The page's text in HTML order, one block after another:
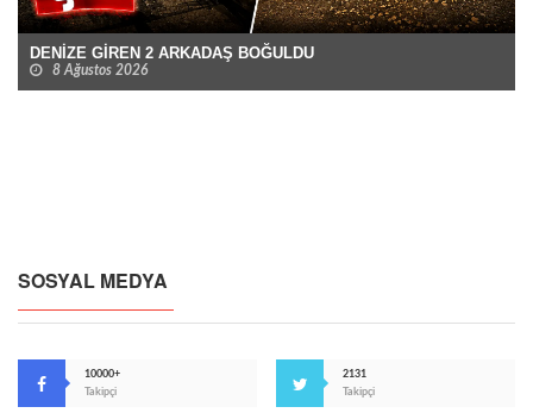
DENİZE GİREN 2 ARKADAŞ BOĞULDU
8 Ağustos 2026
SOSYAL MEDYA
10000+
Takipçi
2131
Takipçi